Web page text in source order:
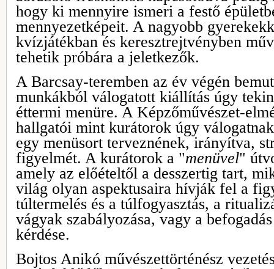
hogy ki mennyire ismeri a festő
mennyezetképeit. A nagyobb
kvízjátékban és keresztrejtvényben
tehetik próbára a jeletkezők.
A Barcsay-teremben az év végén
munkákból válogatott kiállítás úgy
éttermi menüre. A Képzőművészet-
hallgatói mint kurátorok úgy
egy menüsort terveznének, irányítva,
figyelmét. A kurátorok a "menüvel"
amely az előételtől a desszertig tart,
világ olyan aspektusaira hívják fel a
túltermelés és a túlfogyasztás, a
vágyak szabályozása, vagy a
kérdése.
Bojtos Anikó művészettörténész